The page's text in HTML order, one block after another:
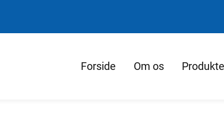
Forside Om os